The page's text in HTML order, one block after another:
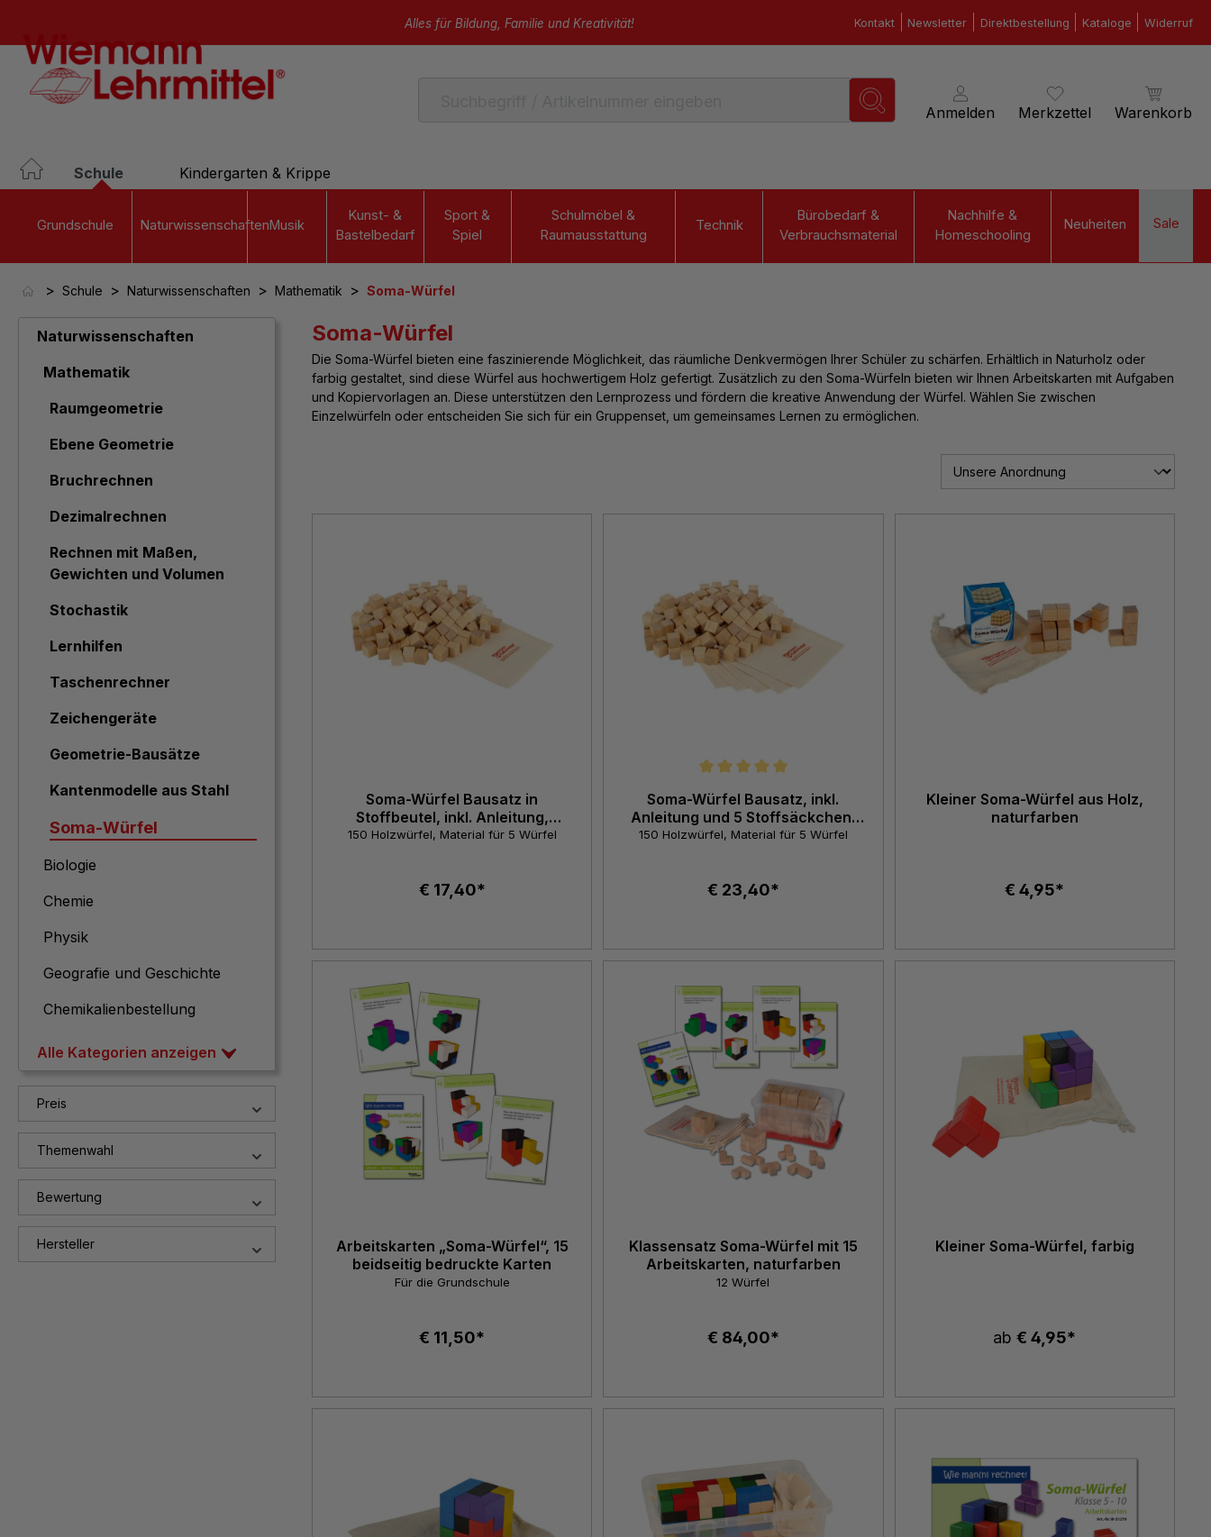
Alles für Bildung, Familie und Kreativität! Kontakt Newsletter Direktbestellung Kataloge Widerruf
Anmelden Merkzettel Warenkorb
Schule Kindergarten & Krippe
Grundschule NaturwissenschaftenMusik
Kunst- &
Bastelbedarf
Sport &
Spiel
Schulmöbel &
Raumausstattung
Technik
Bürobedarf &
Verbrauchsmaterial
Nachhilfe &
Homeschooling
Neuheiten Sale
> Schule > Naturwissenschaften > Mathematik > Soma-Würfel
Naturwissenschaften
Mathematik
Raumgeometrie
Ebene Geometrie
Bruchrechnen
Dezimalrechnen
Rechnen mit Maßen,
Gewichten und Volumen
Stochastik
Lernhilfen
Taschenrechner
Zeichengeräte
Geometrie-Bausätze
Kantenmodelle aus Stahl
Soma-Würfel
Biologie
Chemie
Physik
Geografie und Geschichte
Chemikalienbestellung
Alle Kategorien anzeigen
Preis
Themenwahl
Bewertung
Hersteller
Soma-Würfel
Die Soma-Würfel bieten eine faszinierende Möglichkeit, das räumliche Denkvermögen Ihrer Schüler zu schärfen. Erhältlich in Naturholz oder
farbig gestaltet, sind diese Würfel aus hochwertigem Holz gefertigt. Zusätzlich zu den Soma-Würfeln bieten wir Ihnen Arbeitskarten mit Aufgaben
und Kopiervorlagen an. Diese unterstützen den Lernprozess und fördern die kreative Anwendung der Würfel. Wählen Sie zwischen
Einzelwürfeln oder entscheiden Sie sich für ein Gruppenset, um gemeinsames Lernen zu ermöglichen.
Soma-Würfel Bausatz in
Stoffbeutel, inkl. Anleitung,
naturfarben
150 Holzwürfel, Material für 5 Würfel
€ 17,40*
Soma-Würfel Bausatz, inkl.
Anleitung und 5 Stoffsäckchen,
naturfarben
150 Holzwürfel, Material für 5 Würfel
€ 23,40*
Kleiner Soma-Würfel aus Holz,
naturfarben
€ 4,95*
Arbeitskarten „Soma-Würfel“, 15
beidseitig bedruckte Karten
Für die Grundschule
€ 11,50*
Klassensatz Soma-Würfel mit 15
Arbeitskarten, naturfarben
12 Würfel
€ 84,00*
Kleiner Soma-Würfel, farbig
ab€ 4,95*